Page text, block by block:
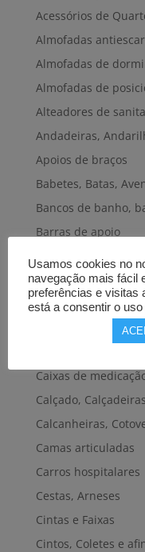
Acessórios de
Almofadas
Almofadas de
Almofadas de
Alteadores de sanita
Andadeiras,
Apoios de braços
Babetes, Batas,
Bancos de banho,
Barras de apoio
Bengalas,
Cadeiras de
Cadeiras de rodas
Cadeiras de rodas
Caixas de
Calçado, Calçadeiras
Calcanheiras,
Camas articuladas
Carros hospitalares
Cestas, Arneses
Cintas e Faixas
Cintos, Coletes e
Usamos cookies no
navegação mais fácil
preferências e visitas
está a consentir o